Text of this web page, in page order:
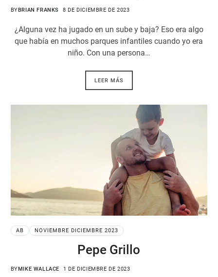
BYBRIAN FRANKS 8 DE DICIEMBRE DE 2023
¿Alguna vez ha jugado en un sube y baja? Eso era algo
que había en muchos parques infantiles cuando yo era
niño. Con una persona…
LEER MÁS
AB NOVIEMBRE DICIEMBRE 2023
Pepe Grillo
BYMIKE WALLACE 1 DE DICIEMBRE DE 2023